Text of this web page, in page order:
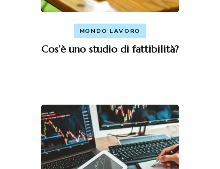
MONDO LAVORO
Cos’è uno studio di fattibilità?